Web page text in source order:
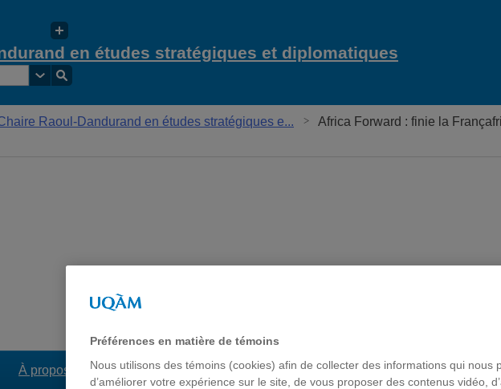
en études stratégiques et diplomatiques
Raoul-Dandurand en études stratégiques e... Africa Forward : finie la
À propos Axes de recherche Chercheur-e-s Publications
Préférences en matière de témoins
Nous utilisons des témoins (cookies) afin de collecter des informations qui nous
d’améliorer votre expérience sur le site, de vous proposer des contenus vidéo,